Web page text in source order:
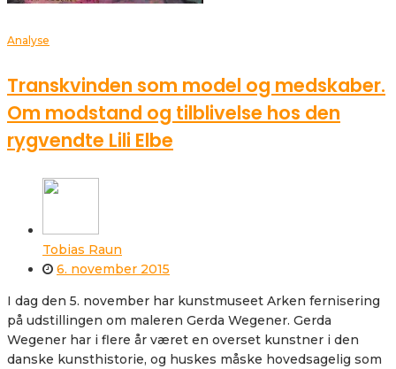
Analyse
Transkvinden som model og medskaber.
Om modstand og tilblivelse hos den
rygvendte Lili Elbe
Tobias Raun
6. november 2015
I dag den 5. november har kunstmuseet Arken fernisering
på udstillingen om maleren Gerda Wegener. Gerda
Wegener har i flere år været en overset kunstner i den
danske kunsthistorie, og huskes måske hovedsagelig som